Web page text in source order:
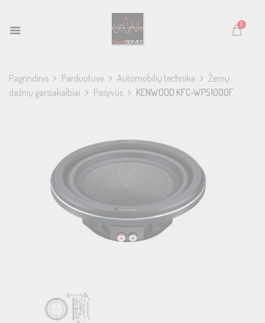
0
Pagrindinis Parduotuvė Automobilių technika
Žemų
dažnių garsiakalbiai
Pasyvūs KENWOOD KFC-WPS1000F